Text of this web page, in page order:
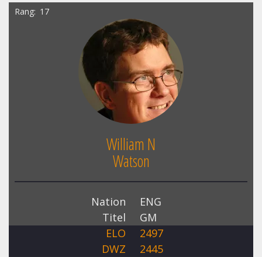
Rang 17
William N
Watson
Nation
ENG
Titel
GM
ELO
2497
DWZ
2445